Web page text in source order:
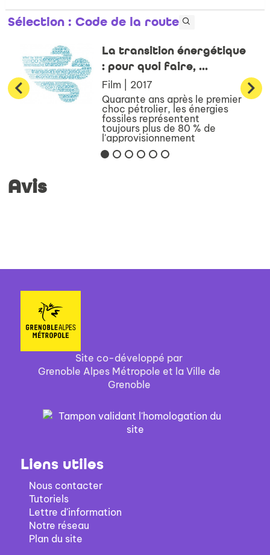
Sélection : Code de la route
La transition énergétique
: pour quoi faire, ...
Film | 2017
Quarante ans après le premier
choc pétrolier, les énergies
fossiles représentent
toujours plus de 80 % de
l'approvisionnement
énergétique mondial. Or
l'horizon est aujourd'hui
Avis
Site co-développé par
Grenoble Alpes Métropole et la Ville de
Grenoble
Liens utiles
Nous contacter
Tutoriels
Lettre d'information
Notre réseau
Plan du site